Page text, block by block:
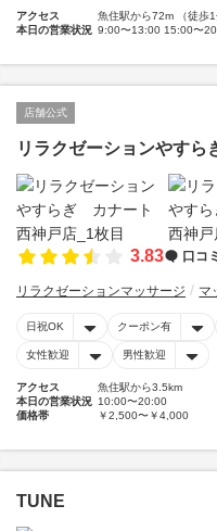
アクセス
魚住駅から72m （徒歩1
本日の営業状況 9:00〜13:00 15:00〜
店舗公式
リラクゼーションやす
3.83 口コミ
リラクゼーションマッサージ マ
日祝OK クーポン有
女性歓迎 男性歓迎
アクセス
魚住駅から3.5km
本日の営業状況 10:00〜20:00
価格帯
￥2,500〜￥4,000
TUNE